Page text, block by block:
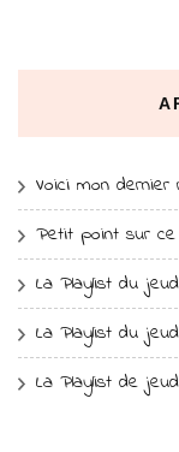
Voici mon dernier
Petit point sur
La Playlist du
La Playlist du
La Playlist de